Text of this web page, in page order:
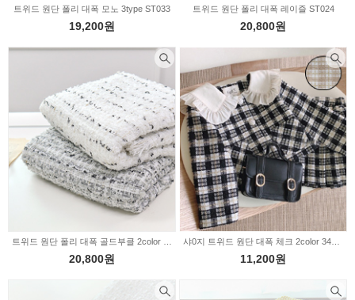
트위드 원단 폴리 대폭 모노 3type ST033
19,200원
트위드 원단 폴리 대폭 레이즐 ST024
20,800원
20,800원 11,200원